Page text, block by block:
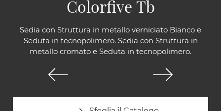
Sedia con Struttura in metallo verniciato Bianco e
Seduta in tecnopolimero. Sedia con Struttura in
metallo cromato e Seduta in tecnopolimero.
Colorfive Tb